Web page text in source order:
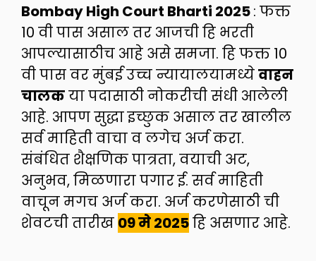
Bombay High Court Bharti 2025: फक्त
10 वी पास असाल तर आजची हि भरती
आपल्यासाठीच आहे असे समजा. हि फक्त 10
वी पास वर मुंबई उच्च न्यायालयामध्येवाहन
चालकया पदासाठी नोकरीची संधी आलेली
आहे. आपण सुद्धा इच्छुक असाल तर खालील
सर्व माहिती वाचा व लगेच अर्ज करा.
संबंधित शैक्षणिक पात्रता, वयाची अट,
अनुभव, मिळणारा पगार ई. सर्व माहिती
वाचून मगच अर्ज करा. अर्ज करणेसाठी ची
शेवटची तारीख 09 मे2025हि असणार आहे.